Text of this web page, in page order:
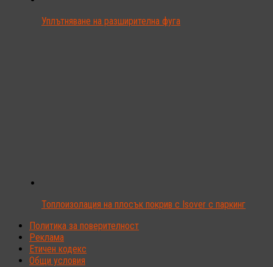
Уплътняване на разширителна фуга
Топлоизолация на плосък покрив с Isover с паркинг
Политика за поверителност
Реклама
Етичен кодекс
Общи условия